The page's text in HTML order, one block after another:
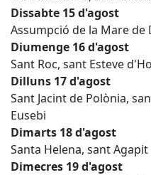
Dissabte 15 d'agost
Assumpció de la Mare de
Diumenge 16 d'agost
Sant Roc, sant Esteve
Dilluns 17 d'agost
Sant Jacint de Polònia,
Eusebi
Dimarts 18 d'agost
Santa Helena, sant Agapit
Dimecres 19 d'agost